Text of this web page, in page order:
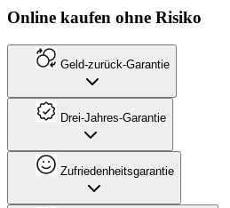
Online kaufen ohne Risiko
Geld-zurück-Garantie
Drei-Jahres-Garantie
Zufriedenheitsgarantie